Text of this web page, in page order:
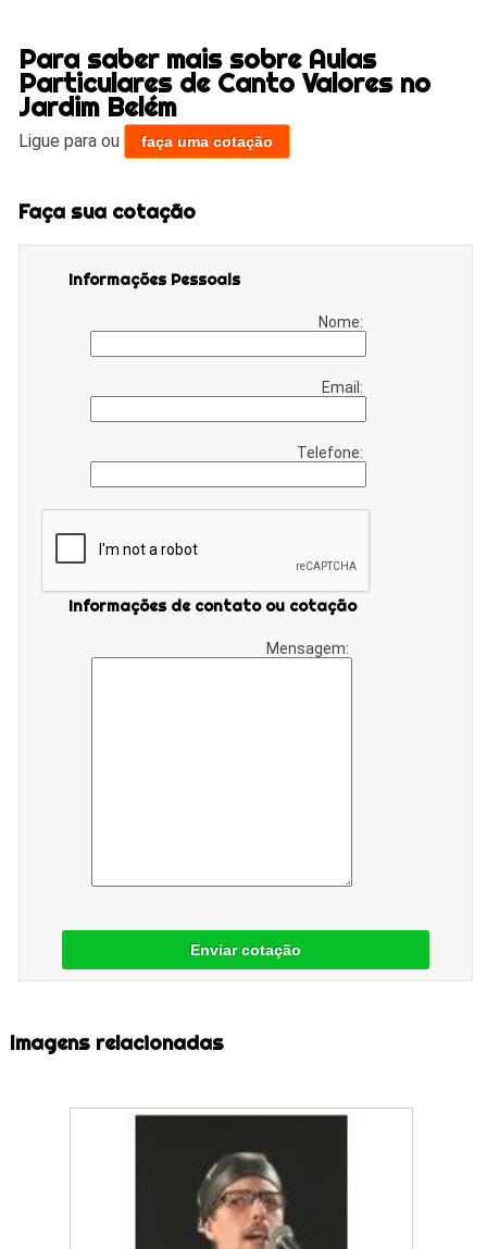
Para saber mais sobre Aulas
Particulares de Canto Valores no
Jardim Belém
Ligue paraou faça uma cotação
Faça sua cotação
Informações Pessoais
Nome:
Email:
Telefone:
Informações de contato ou cotação
Mensagem:
Enviar cotação
Imagens relacionadas